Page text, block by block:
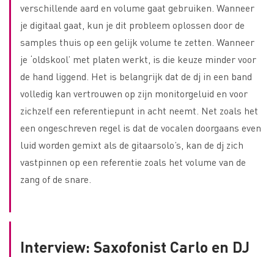
verschillende aard en volume gaat gebruiken. Wanneer
je digitaal gaat, kun je dit probleem oplossen door de
samples thuis op een gelijk volume te zetten. Wanneer
je ‘oldskool’ met platen werkt, is die keuze minder voor
de hand liggend. Het is belangrijk dat de dj in een band
volledig kan vertrouwen op zijn monitorgeluid en voor
zichzelf een referentiepunt in acht neemt. Net zoals het
een ongeschreven regel is dat de vocalen doorgaans even
luid worden gemixt als de gitaarsolo’s, kan de dj zich
vastpinnen op een referentie zoals het volume van de
zang of de snare.
Interview: Saxofonist Carlo en DJ